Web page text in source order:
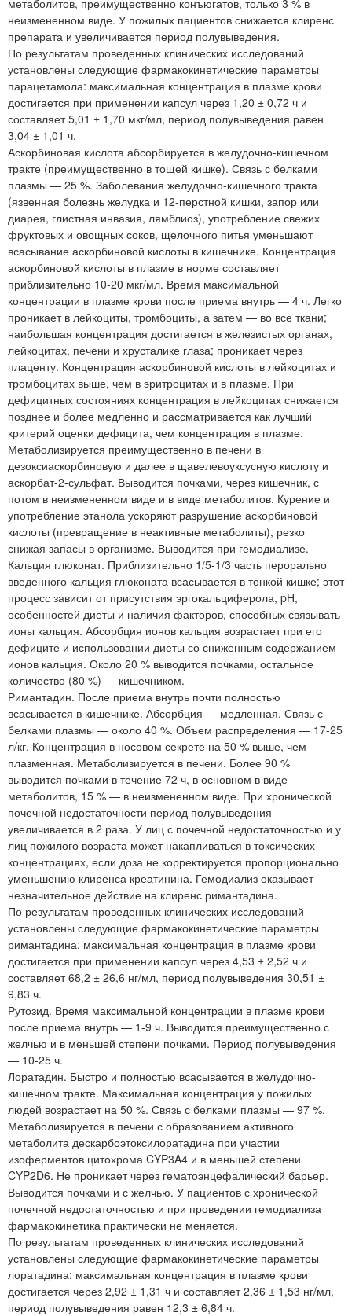
неизмененном виде. У пожилых пациентов снижается клиренс
препарата и увеличивается период полувыведения.
По результатам проведенных клинических исследований
установлены следующие фармакокинетические параметры
парацетамола: максимальная концентрация в плазме крови
достигается при применении капсул через 1,20 ± 0,72 ч и
составляет 5,01 ± 1,70 мкг/мл, период полувыведения равен
3,04 ± 1,01 ч.
Аскорбиновая кислота абсорбируется в желудочно-кишечном
тракте (преимущественно в тощей кишке). Связь с белками
плазмы — 25 %. Заболевания желудочно-кишечного тракта
(язвенная болезнь желудка и 12-перстной кишки, запор или
диарея, глистная инвазия, лямблиоз), употребление свежих
фруктовых и овощных соков, щелочного питья уменьшают
всасывание аскорбиновой кислоты в кишечнике. Концентрация
аскорбиновой кислоты в плазме в норме составляет
приблизительно 10-20 мкг/мл. Время максимальной
концентрации в плазме крови после приема внутрь — 4 ч. Легко
проникает в лейкоциты, тромбоциты, а затем — во все ткани;
наибольшая концентрация достигается в железистых органах,
лейкоцитах, печени и хрусталике глаза; проникает через
плаценту. Концентрация аскорбиновой кислоты в лейкоцитах и
тромбоцитах выше, чем в эритроцитах и в плазме. При
дефицитных состояниях концентрация в лейкоцитах снижается
позднее и более медленно и рассматривается как лучший
критерий оценки дефицита, чем концентрация в плазме.
Метаболизируется преимущественно в печени в
дезоксиаскорбиновую и далее в щавелевоуксусную кислоту и
аскорбат-2-сульфат. Выводится почками, через кишечник, с
потом в неизмененном виде и в виде метаболитов. Курение и
употребление этанола ускоряют разрушение аскорбиновой
кислоты (превращение в неактивные метаболиты), резко
снижая запасы в организме. Выводится при гемодиализе.
Кальция глюконат. Приблизительно 1/5-1/3 часть перорально
введенного кальция глюконата всасывается в тонкой кишке; этот
процесс зависит от присутствия эргокальциферола, pH,
особенностей диеты и наличия факторов, способных связывать
ионы кальция. Абсорбция ионов кальция возрастает при его
дефиците и использовании диеты со сниженным содержанием
ионов кальция. Около 20 % выводится почками, остальное
количество (80 %) — кишечником.
Римантадин. После приема внутрь почти полностью
всасывается в кишечнике. Абсорбция — медленная. Связь с
белками плазмы — около 40 %. Объем распределения — 17-25
л/кг. Концентрация в носовом секрете на 50 % выше, чем
плазменная. Метаболизируется в печени. Более 90 %
выводится почками в течение 72 ч, в основном в виде
метаболитов, 15 % — в неизмененном виде. При хронической
почечной недостаточности период полувыведения
увеличивается в 2 раза. У лиц с почечной недостаточностью и у
лиц пожилого возраста может накапливаться в токсических
концентрациях, если доза не корректируется пропорционально
уменьшению клиренса креатинина. Гемодиализ оказывает
незначительное действие на клиренс римантадина.
По результатам проведенных клинических исследований
установлены следующие фармакокинетические параметры
римантадина: максимальная концентрация в плазме крови
достигается при применении капсул через 4,53 ± 2,52 ч и
составляет 68,2 ± 26,6 нг/мл, период полувыведения 30,51 ±
9,83 ч.
Рутозид. Время максимальной концентрации в плазме крови
после приема внутрь — 1-9 ч. Выводится преимущественно с
желчью и в меньшей степени почками. Период полувыведения
— 10-25 ч.
Лоратадин. Быстро и полностью всасывается в желудочно-
кишечном тракте. Максимальная концентрация у пожилых
людей возрастает на 50 %. Связь с белками плазмы — 97 %.
Метаболизируется в печени с образованием активного
метаболита дескарбоэтоксилоратадина при участии
изоферментов цитохрома CYP3A4 и в меньшей степени
CYP2D6. Не проникает через гематоэнцефалический барьер.
Выводится почками и с желчью. У пациентов с хронической
почечной недостаточностью и при проведении гемодиализа
фармакокинетика практически не меняется.
По результатам проведенных клинических исследований
установлены следующие фармакокинетические параметры
лоратадина: максимальная концентрация в плазме крови
достигается через 2,92 ± 1,31 ч и составляет 2,36 ± 1,53 нг/мл,
период полувыведения равен 12,3 ± 6,84 ч.